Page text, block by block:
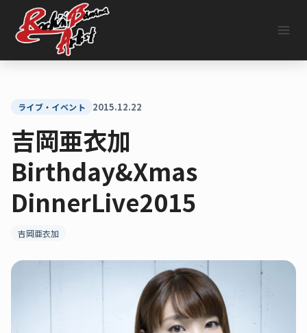
キ
ライブ・イベント 2015.12.22
吉岡亜衣加
Birthday&Xmas
DinnerLive2015
吉岡亜衣加